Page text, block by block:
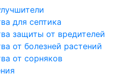
для септика
защиты от вредителей
от болезней растений
от сорняков